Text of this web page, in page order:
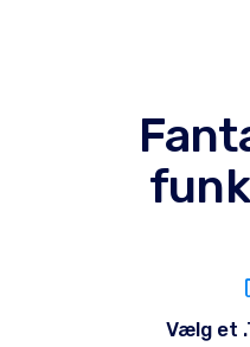
Vælg et